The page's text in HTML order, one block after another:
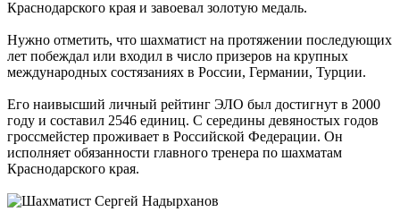
Краснодарского края и завоевал золотую медаль.
Нужно отметить, что шахматист на протяжении последующих
лет побеждал или входил в число призеров на крупных
международных состязаниях в России, Германии, Турции.
Его наивысший личный рейтинг ЭЛО был достигнут в 2000
году и составил 2546 единиц. С середины девяностых годов
гроссмейстер проживает в Российской Федерации. Он
исполняет обязанности главного тренера по шахматам
Краснодарского края.